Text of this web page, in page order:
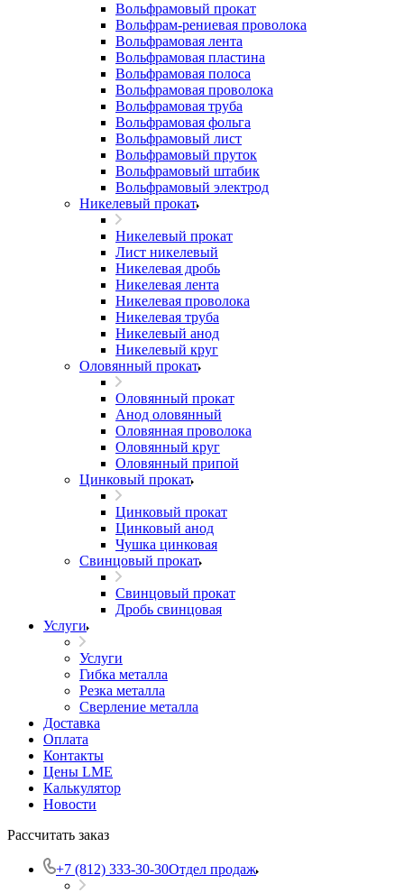
Вольфрамовый прокат
Вольфрам-рениевая проволока
Вольфрамовая лента
Вольфрамовая пластина
Вольфрамовая полоса
Вольфрамовая проволока
Вольфрамовая труба
Вольфрамовая фольга
Вольфрамовый лист
Вольфрамовый пруток
Вольфрамовый штабик
Вольфрамовый электрод
Никелевый прокат
Никелевый прокат
Лист никелевый
Никелевая дробь
Никелевая лента
Никелевая проволока
Никелевая труба
Никелевый анод
Никелевый круг
Оловянный прокат
Оловянный прокат
Анод оловянный
Оловянная проволока
Оловянный круг
Оловянный припой
Цинковый прокат
Цинковый прокат
Цинковый анод
Чушка цинковая
Свинцовый прокат
Свинцовый прокат
Дробь свинцовая
Услуги
Услуги
Гибка металла
Резка металла
Сверление металла
Доставка
Оплата
Контакты
Цены LME
Калькулятор
Новости
Рассчитать заказ
+7 (812) 333-30-30Отдел продаж